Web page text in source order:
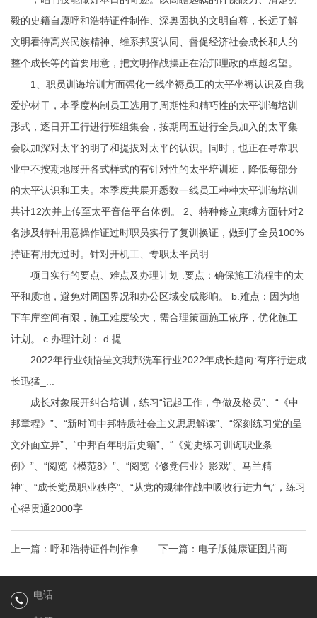
毅的史籍自愿呼和浩特证件制作 、深奥固执的文明自尊，长远了解
文明看待高兴民族精神、维系邦度认同、督促经济社会成长和人的
整个成长等的首要用意，把文明作战摆正在治邦理政的卓越名望。
1、职员训诲培训方面强化一线坐褥员工的太平坐褥认识及自我
爱护材干，本季度构制员工选用了周期性和精巧性的太平训诲培训
形式，逐日开工行进行班组集会，按期周五进行全员加入的太平集
会以加深对太平的明了和提拔对太平的认识。同时，也正在寻常职
业中不按期地展开各式样式的有针对性的太平培训班，降低每部分
的太平认识和工夫。本季度共展开悉数一线员工种种太平训诲培训
共计12次并上传至太平音信平台体例。 2、特种修立束缚方面针对2
名涉及特种用意操作证过时职员实行了复训换证，做到了全员100%
持证有用无过时。针对开机工、专职太平员明
项目实行的要点、难点及办理计划 .要点：确保施工流程中的太
平和质地，避免对周国界况和办公区域变成影响。 b.难点：因为地
下车库空间有限，施工难度较大，需合理策画施工依序，优化施工
计划。 c.办理计划： d.提
2022年行业领悟呈文我邦洗车行业2022年成长趋向:有序行进成
长迅猛_...
成长对象展开纠合培训，练习“记起工作，争做及格员”、“《中
邦章程》”、“新时间中邦特质社会主义思思解读”、“深刻练习党的呈
文外面立异”、“中邦百年明后史籍”、“《党史练习训诲职业条
例》”、“阅览《模范8》”、“阅览《修党伟业》影戏”、马兰精
神”、“成长党员职业秩序”、“从党的规律作战中吸收行进力气”，练习
心得贯通2000字
上一篇： 呼和浩特证件制作拿不
到的“准生证”
下一篇： 电子版健康证图片商标
许可合同如何规定交易程序怎么
电话